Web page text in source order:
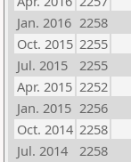
Jan. 2016 2258
Oct. 2015 2255
Jul. 2015
2255
Apr. 2015 2252
Jan. 2015 2256
Oct. 2014 2258
Jul. 2014
2258